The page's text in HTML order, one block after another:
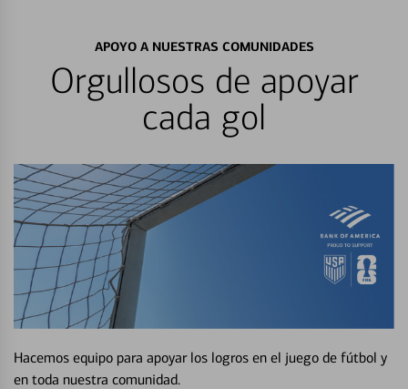
APOYO A NUESTRAS COMUNIDADES
Orgullosos de apoyar
cada gol
Hacemos equipo para apoyar los logros en el juego de fútbol y
en toda nuestra comunidad.